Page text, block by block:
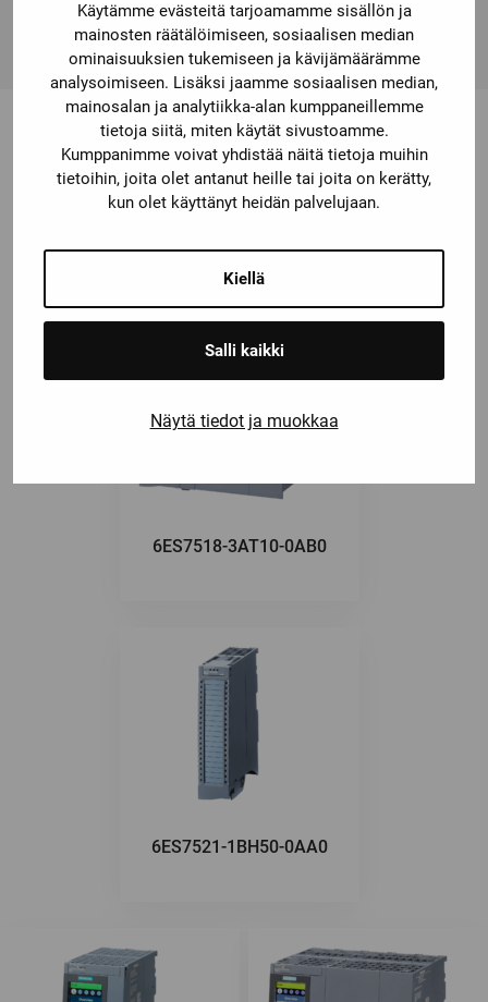
Käytämme evästeitä tarjoamamme sisällön ja
mainosten räätälöimiseen, sosiaalisen median
ominaisuuksien tukemiseen ja kävijämäärämme
analysoimiseen. Lisäksi jaamme sosiaalisen median,
mainosalan ja analytiikka-alan kumppaneillemme
tietoja siitä, miten käytät sivustoamme.
Kumppanimme voivat yhdistää näitä tietoja muihin
tietoihin, joita olet antanut heille tai joita on kerätty,
kun olet käyttänyt heidän palvelujaan.
Kiellä
Salli kaikki
Näytä tiedot ja muokkaa
the system.
Saatat olla kiinnostunut myös
näistä
6ES7518-3AT10-0AB0
6ES7521-1BH50-0AA0